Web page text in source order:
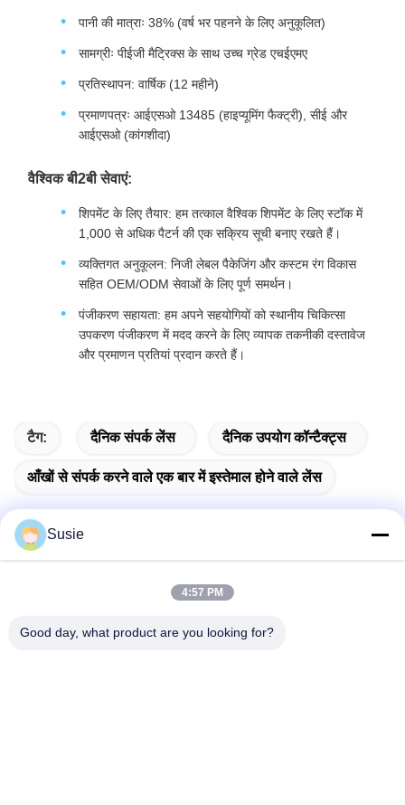
पानी की मात्राः 38% (वर्ष भर पहनने के लिए अनुकूलित)
सामग्रीः पीईजी मैट्रिक्स के साथ उच्च ग्रेड एचईएमए
प्रतिस्थापन: वार्षिक (12 महीने)
प्रमाणपत्रः आईएसओ 13485 (हाइप्यूमिंग फैक्ट्री), सीई और
आईएसओ (कांगशीदा)
वैश्विक बी2बी सेवाएं:
शिपमेंट के लिए तैयार: हम तत्काल वैश्विक शिपमेंट के लिए स्टॉक में
1,000 से अधिक पैटर्न की एक सक्रिय सूची बनाए रखते हैं।
व्यक्तिगत अनुकूलन: निजी लेबल पैकेजिंग और कस्टम रंग विकास
सहित OEM/ODM सेवाओं के लिए पूर्ण समर्थन।
पंजीकरण सहायता: हम अपने सहयोगियों को स्थानीय चिकित्सा
उपकरण पंजीकरण में मदद करने के लिए व्यापक तकनीकी दस्तावेज
और प्रमाणन प्रतियां प्रदान करते हैं।
टैग: दैनिक संपर्क लेंस दैनिक उपयोग कॉन्टैक्ट्स
आँखों से संपर्क करने वाले एक बार में इस्तेमाल होने वाले लेंस
पता
Susie
4:57 PM
Good day, what product are you looking for?